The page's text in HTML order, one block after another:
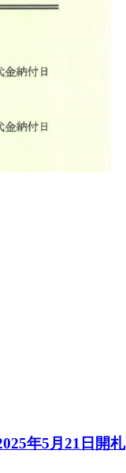
年5月21日開札